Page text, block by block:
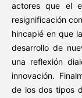
actores que el
resignificación
hincapié en que
desarrollo de
una reflexión
innovación.
de los dos tipos